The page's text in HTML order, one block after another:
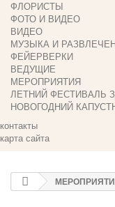
ФЛОРИСТЫ
ФОТО И ВИДЕО
ВИДЕО
МУЗЫКА И
ФЕЙЕРВЕРКИ
ВЕДУЩИЕ
МЕРОПРИЯТИЯ
ЛЕТНИЙ ФЕСТИВАЛЬ
НОВОГОДНИЙ
контакты
карта сайта